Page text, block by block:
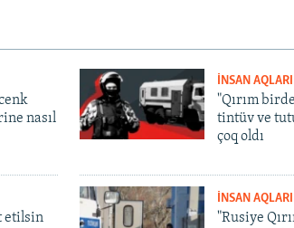
nasıl
İNSAN AQLARI
"Qırım
tintüv ve
çoq oldı
etilsin
İNSAN AQLARI
"Rusiye